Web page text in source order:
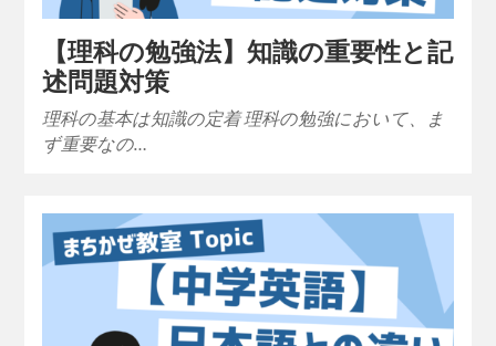
【理科の勉強法】知識の重要性と記
述問題対策
理科の基本は知識の定着 理科の勉強において、ま
ず重要なの…